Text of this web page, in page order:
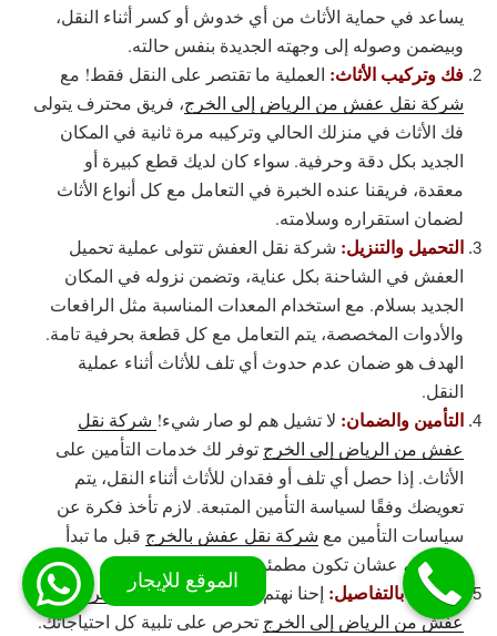
يساعد في حماية الأثاث من أي خدوش أو كسر أثناء النقل،
وبيضمن وصوله إلى وجهته الجديدة بنفس حالته.
فك وتركيب الأثاث: العملية ما تقتصر على النقل فقط! مع
شركة نقل عفش من الرياض إلى الخرج، فريق محترف يتولى
فك الأثاث في منزلك الحالي وتركيبه مرة ثانية في المكان
الجديد بكل دقة وحرفية. سواء كان لديك قطع كبيرة أو
معقدة، فريقنا عنده الخبرة في التعامل مع كل أنواع الأثاث
لضمان استقراره وسلامته.
التحميل والتنزيل: شركة نقل العفش تتولى عملية تحميل
العفش في الشاحنة بكل عناية، وتضمن نزوله في المكان
الجديد بسلام. مع استخدام المعدات المناسبة مثل الرافعات
والأدوات المخصصة، يتم التعامل مع كل قطعة بحرفية تامة.
الهدف هو ضمان عدم حدوث أي تلف للأثاث أثناء عملية
النقل.
التأمين والضمان: لا تشيل هم لو صار شيء! شركة نقل
عفش من الرياض إلى الخرج توفر لك خدمات التأمين على
الأثاث. إذا حصل أي تلف أو فقدان للأثاث أثناء النقل، يتم
تعويضك وفقًا لسياسة التأمين المتبعة. لازم تأخذ فكرة عن
سياسات التأمين مع شركة نقل عفش بالخرج قبل ما تبدأ
بالعملية، عشان تكون مطمئن.
الاهتمام بالتفاصيل: إحنا نهتم بكل صغيرة وكبيرة!
شركة نقل
عفش من الرياض إلى الخرج تحرص على تلبية كل احتياجاتك.